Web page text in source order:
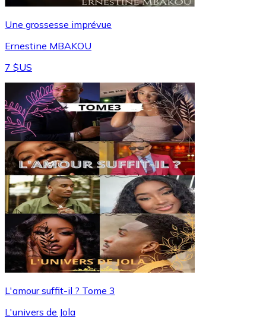
Une grossesse imprévue
Ernestine MBAKOU
7 $US
L'amour suffit-il ? Tome 3
L'univers de Jola